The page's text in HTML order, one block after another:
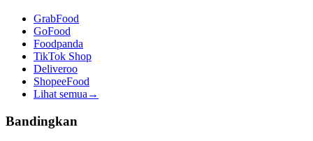
GrabFood
GoFood
Foodpanda
TikTok Shop
Deliveroo
ShopeeFood
Lihat semua →
Bandingkan